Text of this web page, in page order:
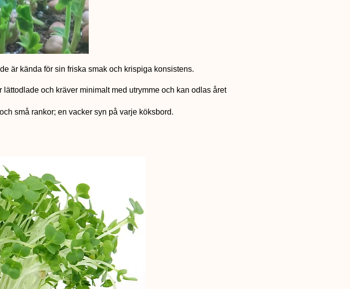
är kända för sin friska smak och krispiga konsistens.
lättodlade och kräver minimalt med utrymme och kan odlas året
små rankor; en vacker syn på varje köksbord.